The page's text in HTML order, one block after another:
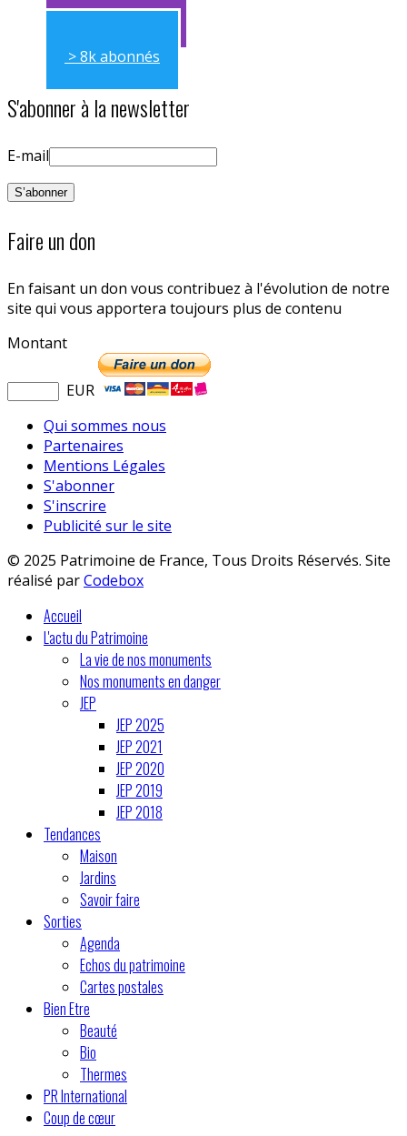
> 11k abonnés
> 8k abonnés
S'abonner à la newsletter
E-mail
Faire un don
En faisant un don vous contribuez à l'évolution de notre
site qui vous apportera toujours plus de contenu
Montant
EUR
Qui sommes nous
Partenaires
Mentions Légales
S'abonner
S'inscrire
Publicité sur le site
© 2025 Patrimoine de France, Tous Droits Réservés. Site
réalisé parCodebox
Accueil
L'actu du Patrimoine
La vie de nos monuments
Nos monuments en danger
JEP
JEP 2025
JEP 2021
JEP 2020
JEP 2019
JEP 2018
Tendances
Maison
Jardins
Savoir faire
Sorties
Agenda
Echos du patrimoine
Cartes postales
Bien Etre
Beauté
Bio
Thermes
PR International
Coup de cœur